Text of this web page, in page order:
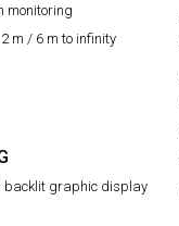
monitoring
m / 6 m to infinity
backlit graphic display